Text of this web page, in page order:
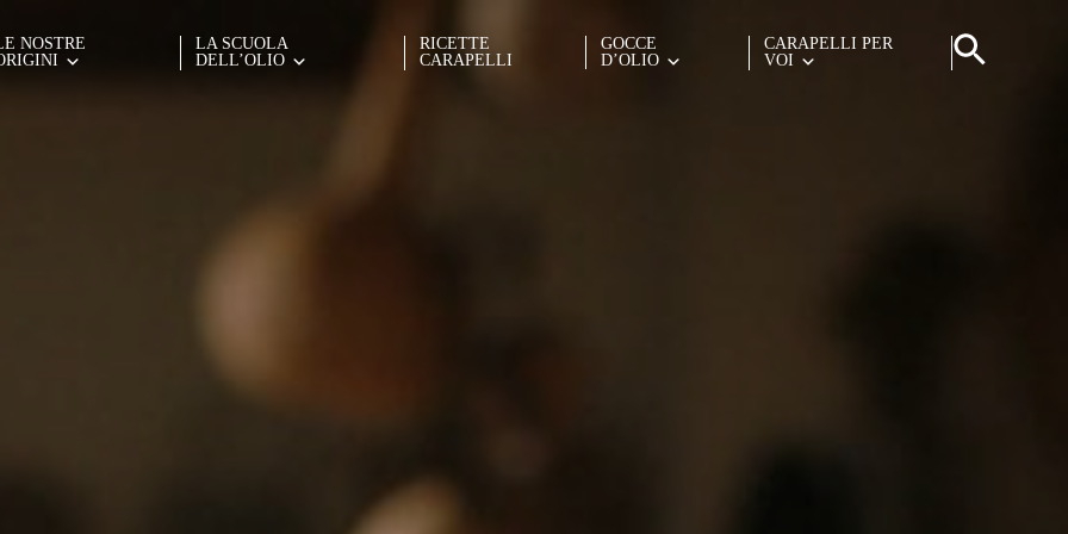
NOSTRE
LA SCUOLA
DELL’OLIO
RICETTE
CARAPELLI
GOCCE
D’OLIO
CARAPELLI PER
VOI